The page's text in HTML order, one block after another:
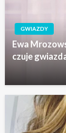
GWIAZDY
Ewa
czuje